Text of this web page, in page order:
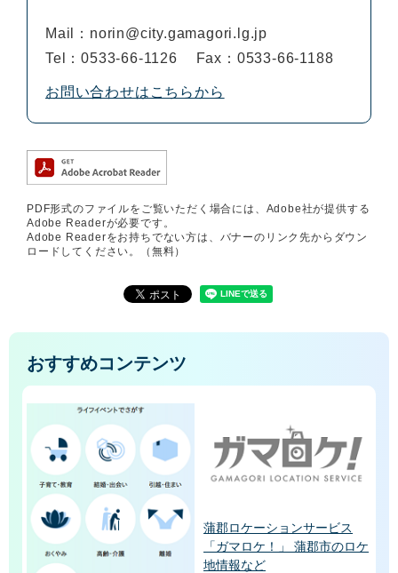
Mail：norin@city.gamagori.lg.jp
Tel：0533-66-1126
Fax：0533-66-1188
お問い合わせはこちらから
PDF形式のファイルをご覧いただく場合には、Adobe社が提供する
Adobe Readerが必要です。
Adobe Readerをお持ちでない方は、バナーのリンク先からダウン
ロードしてください。（無料）
おすすめコンテンツ
蒲郡ロケーションサービス
「ガマロケ！」 蒲郡市のロケ
地情報など